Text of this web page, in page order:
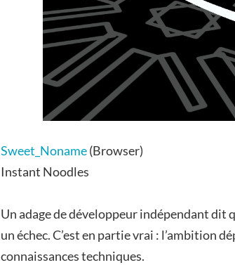
Sweet_Noname(Browser)
Instant Noodles
Un adage de développeur indépendant dit
un échec. C’est en partie vrai : l’ambition
connaissances techniques.